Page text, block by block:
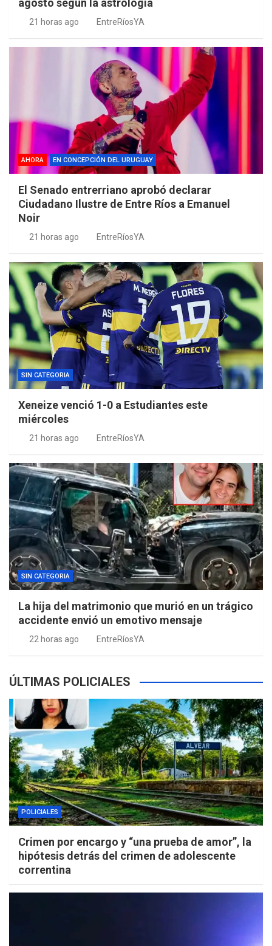
agosto según la astrología
21 horas ago EntreRíosYA
AHORA EN CONCEPCIÓN DEL URUGUAY
El Senado entrerriano aprobó declarar
Ciudadano Ilustre de Entre Ríos a Emanuel
Noir
21 horas ago EntreRíosYA
SIN CATEGORIA
Xeneize venció 1-0 a Estudiantes este
miércoles
21 horas ago EntreRíosYA
SIN CATEGORIA
La hija del matrimonio que murió en un trágico
accidente envió un emotivo mensaje
22 horas ago EntreRíosYA
ÚLTIMAS POLICIALES
POLICIALES
Crimen por encargo y “una prueba de amor”, la
hipótesis detrás del crimen de adolescente
correntina